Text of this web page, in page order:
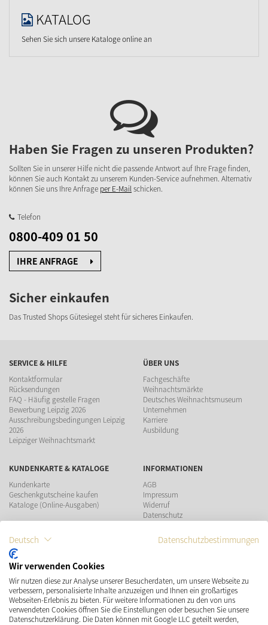
KATALOG
Sehen Sie sich unsere Kataloge online an
Haben Sie Fragen zu unseren Produkten?
Sollten Sie in unserer Hilfe nicht die passende Antwort auf Ihre Frage finden,
können Sie auch Kontakt zu unserem Kunden-Service aufnehmen. Alternativ
können Sie uns Ihre Anfrage per E-Mailschicken.
Telefon
0800-409 01 50
IHRE ANFRAGE
Sicher einkaufen
Das Trusted Shops Gütesiegel steht für sicheres Einkaufen.
SERVICE & HILFE
Kontaktformular
Rücksendungen
FAQ - Häufig gestelle Fragen
Bewerbung Leipzig 2026
Ausschreibungsbedingungen Leipzig
2026
Leipziger Weihnachtsmarkt
ÜBER UNS
Fachgeschäfte
Weihnachtsmärkte
Deutsches Weihnachtsmuseum
Unternehmen
Karriere
Ausbildung
KUNDENKARTE & KATALOGE
Kundenkarte
Geschenkgutscheine kaufen
Kataloge (Online-Ausgaben)
INFORMATIONEN
AGB
Impressum
Widerruf
Datenschutz
ZAHLUNGSMÖGLICHKEITEN
VERSAND SOCIAL MEDIA
Deutsch Datenschutzbestimmungen
Wir verwenden Cookies
Wir nutzen diese zur Analyse unserer Besucherdaten, um unsere Webseite zu
verbessern, personalisierte Inhalte anzuzeigen und Ihnen ein großartiges
Webseiten-Erlebnis zu bieten. Für weitere Informationen zu den von uns
verwendeten Cookies öffnen Sie die Einstellungen oder besuchen Sie unsere
Datenschutzerklärung. Die Daten können mit Google LLC geteilt werden,